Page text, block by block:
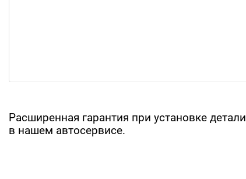
Расширенная гарантия при установке детали
в нашем автосервисе.